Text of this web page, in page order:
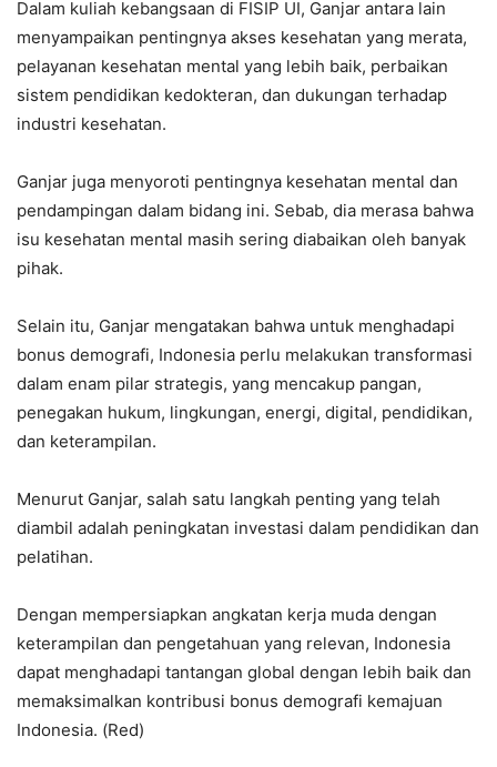
Dalam kuliah kebangsaan di FISIP UI, Ganjar antara lain
menyampaikan pentingnya akses kesehatan yang merata,
pelayanan kesehatan mental yang lebih baik, perbaikan
sistem pendidikan kedokteran, dan dukungan terhadap
industri kesehatan.
Ganjar juga menyoroti pentingnya kesehatan mental dan
pendampingan dalam bidang ini. Sebab, dia merasa bahwa
isu kesehatan mental masih sering diabaikan oleh banyak
pihak.
Selain itu, Ganjar mengatakan bahwa untuk menghadapi
bonus demografi, Indonesia perlu melakukan transformasi
dalam enam pilar strategis, yang mencakup pangan,
penegakan hukum, lingkungan, energi, digital, pendidikan,
dan keterampilan.
Menurut Ganjar, salah satu langkah penting yang telah
diambil adalah peningkatan investasi dalam pendidikan dan
pelatihan.
Dengan mempersiapkan angkatan kerja muda dengan
keterampilan dan pengetahuan yang relevan, Indonesia
dapat menghadapi tantangan global dengan lebih baik dan
memaksimalkan kontribusi bonus demografi kemajuan
Indonesia. (Red)